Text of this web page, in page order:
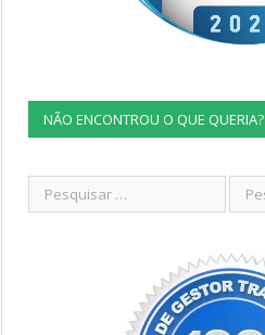
NÃO ENCONTROU O QUE QUERIA?